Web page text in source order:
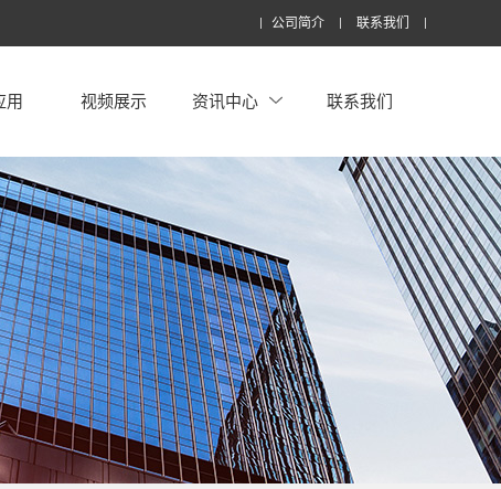
公司简介 联系我们
用 视频展示 资讯中心 联系我们